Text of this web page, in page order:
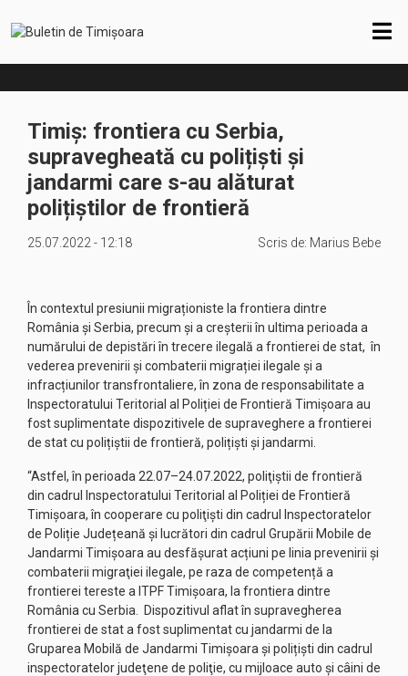
Timiș: frontiera cu Serbia,
supravegheată cu polițiști și
jandarmi care s-au alăturat
polițiștilor de frontieră
25.07.2022 - 12:18 Scris de: Marius Bebe
În contextul presiunii migraționiste la frontiera dintre
România și Serbia, precum și a creșterii în ultima perioada a
numărului de depistări în trecere ilegală a frontierei de stat, în
vederea prevenirii şi combaterii migrației ilegale și a
infracțiunilor transfrontaliere, în zona de responsabilitate a
Inspectoratului Teritorial al Poliției de Frontieră Timișoara au
fost suplimentate dispozitivele de supraveghere a frontierei
de stat cu polițiștii de frontieră, polițiști și jandarmi.
“Astfel, în perioada 22.07–24.07.2022, poliţiştii de frontieră
din cadrul Inspectoratului Teritorial al Poliției de Frontieră
Timișoara, în cooperare cu poliţişti din cadrul Inspectoratelor
de Poliție Județeană şi lucrători din cadrul Grupării Mobile de
Jandarmi Timişoara au desfășurat acțiuni pe linia prevenirii şi
combaterii migraţiei ilegale, pe raza de competență a
frontierei tereste a ITPF Timișoara, la frontiera dintre
România cu Serbia. Dispozitivul aflat în supravegherea
frontierei de stat a fost suplimentat cu jandarmi de la
Gruparea Mobilă de Jandarmi Timișoara și polițiști din cadrul
inspectoratelor judeţene de poliţie, cu mijloace auto și câini de